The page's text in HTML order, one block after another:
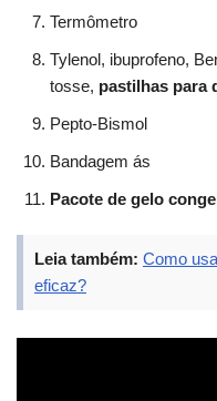
Termômetro
Tylenol, ibuprofeno,
tosse, pastilhas para
Pepto-Bismol
Bandagem ás
Pacote de gelo
Leia também: Como
eficaz?